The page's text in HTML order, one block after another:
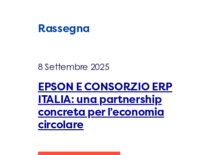
Rassegna
8 Settembre 2025
EPSON E CONSORZIO ERP
ITALIA: una partnership
concreta per l’economia
circolare